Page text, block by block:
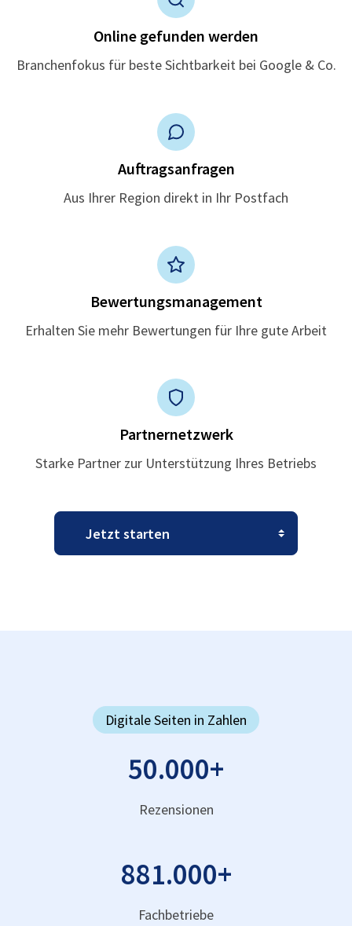
Online gefunden werden
Branchenfokus für beste Sichtbarkeit bei Google & Co.
Auftragsanfragen
Aus Ihrer Region direkt in Ihr Postfach
Bewertungsmanagement
Erhalten Sie mehr Bewertungen für Ihre gute Arbeit
Partnernetzwerk
Starke Partner zur Unterstützung Ihres Betriebs
Digitale Seiten in Zahlen
50.000+
Rezensionen
881.000+
Fachbetriebe